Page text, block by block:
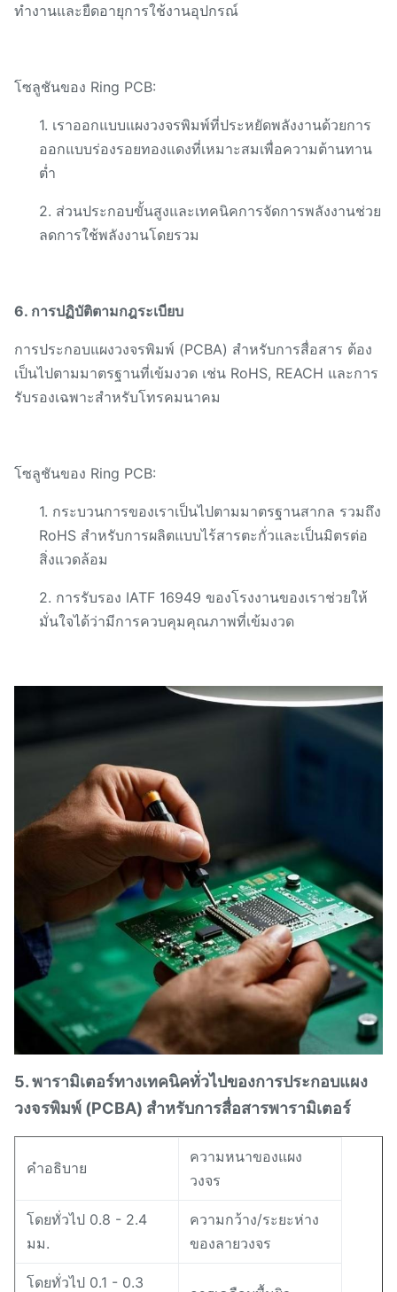
ทำงานและยืดอายุการใช้งานอุปกรณ์
โซลูชันของ Ring PCB:
1. เราออกแบบแผงวงจรพิมพ์ที่ประหยัดพลังงานด้วยการ
ออกแบบร่องรอยทองแดงที่เหมาะสมเพื่อความต้านทาน
ต่ำ
2. ส่วนประกอบขั้นสูงและเทคนิคการจัดการพลังงานช่วย
ลดการใช้พลังงานโดยรวม
6. การปฏิบัติตามกฎระเบียบ
การประกอบแผงวงจรพิมพ์ (PCBA) สำหรับการสื่อสาร ต้อง
เป็นไปตามมาตรฐานที่เข้มงวด เช่น RoHS, REACH และการ
รับรองเฉพาะสำหรับโทรคมนาคม
โซลูชันของ Ring PCB:
1. กระบวนการของเราเป็นไปตามมาตรฐานสากล รวมถึง
RoHS สำหรับการผลิตแบบไร้สารตะกั่วและเป็นมิตรต่อ
สิ่งแวดล้อม
2. การรับรอง IATF 16949 ของโรงงานของเราช่วยให้
มั่นใจได้ว่ามีการควบคุมคุณภาพที่เข้มงวด
5. พารามิเตอร์ทางเทคนิคทั่วไปของการประกอบแผง
วงจรพิมพ์ (PCBA) สำหรับการสื่อสารพารามิเตอร์
คำอธิบาย
ความหนาของแผง
วงจร
โดยทั่วไป 0.8 - 2.4
มม.
ความกว้าง/ระยะห่าง
ของลายวงจร
โดยทั่วไป 0.1 - 0.3